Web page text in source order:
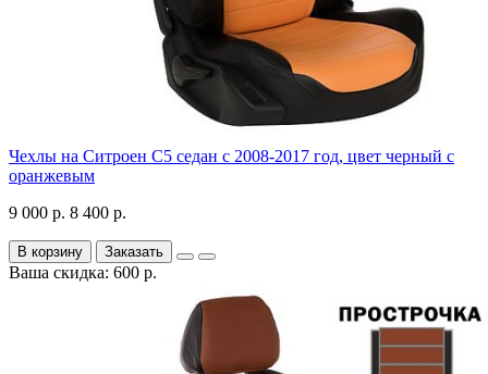
Чехлы на Ситроен С5 седан с 2008-2017 год, цвет черный с
оранжевым
9 000 р. 8 400 р.
В корзину Заказать
Ваша скидка: 600 р.